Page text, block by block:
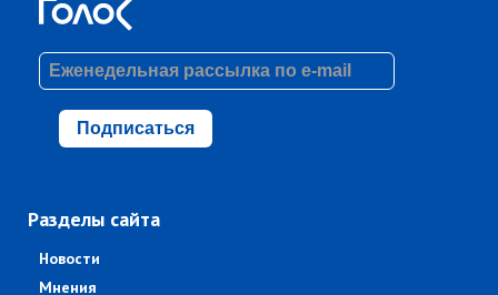
Подписаться
Разделы сайта
Новости
Мнения